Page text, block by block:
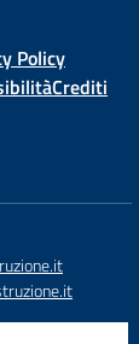
Policy
Crediti